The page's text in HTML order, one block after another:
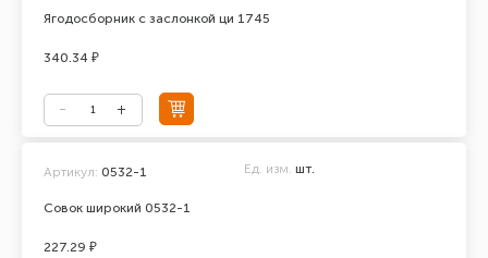
Ягодосборник с заслонкой ци 1745
340.34 ₽
Совок широкий 0532-1
Артикул: 0532-1 Ед. изм. шт.
227.29 ₽